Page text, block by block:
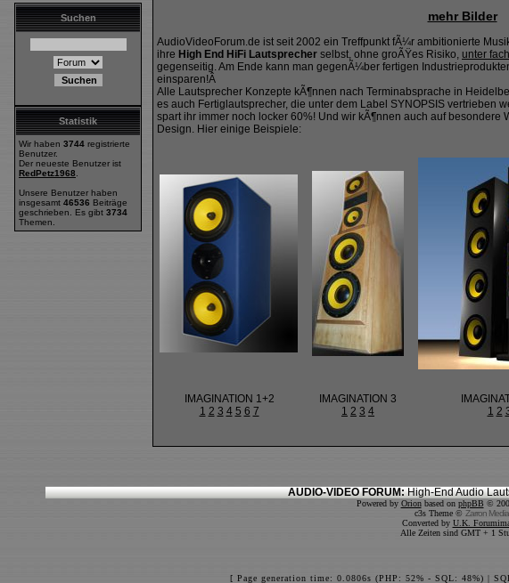
Suchen
Statistik
Wir haben 3744 registrierte
Benutzer.
Der neueste Benutzer ist
RedPetz1968
Unsere Benutzer haben
insgesamt 46536 Beiträge
geschrieben. Es gibt 3734
Themen.
mehr Bilder
AudioVideoForum.de ist seit 2002 ein Treffpunkt fÃ¼r ambitionierte
ihre High End HiFi Lautsprecher selbst, ohne groÃŸes Risiko, unter
gegenseitig. Am Ende kann man gegenÃ¼ber fertigen
einsparen!Â
Alle Lautsprecher Konzepte kÃ¶nnen nach Terminabsprache in
es auch Fertiglautsprecher, die unter dem Label SYNOPSIS vertrieben
spart ihr immer noch locker 60%! Und wir kÃ¶nnen auch auf
Design. Hier einige Beispiele:
IMAGINATION 1+2
1 2 3 4 5 6 7
IMAGINATION 3
1 2 3 4
1 2
AUDIO-VIDEO FORUM: High-End Audio
Powered by Orionbased on phpBB ©
c3s Theme © Zarron Media
Converted by U.K.
Alle Zeiten sind GMT + 1
[ Page generation time: 0.0806s (PHP: 52% - SQL: 48%) |